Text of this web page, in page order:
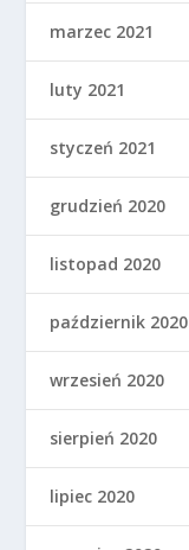
marzec 2021
luty 2021
styczeń 2021
grudzień 2020
listopad 2020
październik 2020
wrzesień 2020
sierpień 2020
lipiec 2020